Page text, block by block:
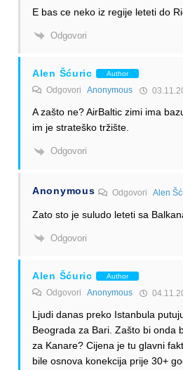
E bas ce neko iz regije leteti do
Odgovori
Alen Šćuric Author
Odgovori Anonymous
A zašto ne? AirBaltic zimi ima
im je strateško tržište.
Odgovori
Anonymous OdgovoriAlen
Zato sto je suludo leteti sa
Odgovori
Alen Šćuric Author
Odgovori Anonymous
Ljudi danas preko Istanbula
Beograda za Bari. Zašto bi onda
za Kanare? Cijena je tu glavni
bile osnova konekcija prije 30+